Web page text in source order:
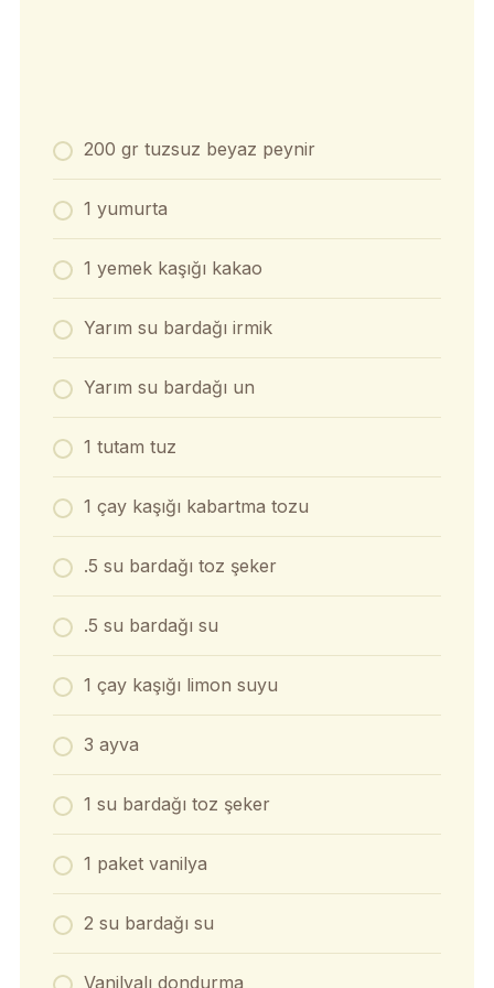
200 gr tuzsuz beyaz peynir
1 yumurta
1 yemek kaşığı kakao
Yarım su bardağı irmik
Yarım su bardağı un
1 tutam tuz
1 çay kaşığı kabartma tozu
.5 su bardağı toz şeker
.5 su bardağı su
1 çay kaşığı limon suyu
3 ayva
1 su bardağı toz şeker
1 paket vanilya
2 su bardağı su
Vanilyalı dondurma